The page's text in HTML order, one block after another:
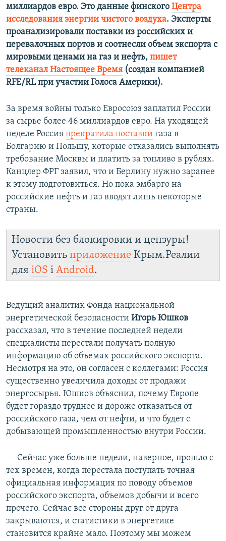
миллиардов евро. Это данные финского Центра
исследования энергии чистого воздуха. Эксперты
проанализировали поставки из российских и
перевалочных портов и соотнесли объем экспорта с
мировыми ценами на газ и нефть, пишет
телеканал Настоящее Время (создан компанией
RFE/RL при участии Голоса Америки).
За время войны только Евросоюз заплатил России
за сырье более 46 миллиардов евро. На уходящей
неделе Россия прекратила поставки газа в
Болгарию и Польшу, которые отказались выполнять
требование Москвы и платить за топливо в рублях.
Канцлер ФРГ заявил, что и Берлину нужно заранее
к этому подготовиться. Но пока эмбарго на
российские нефть и газ вводят лишь некоторые
страны.
Новости без блокировки и цензуры!
Установить приложение Крым.Реалии
для iOS і Android.
Ведущий аналитик Фонда национальной
энергетической безопасности Игорь Юшков
рассказал, что в течение последней недели
специалисты перестали получать полную
информацию об объемах российского экспорта.
Несмотря на это, он согласен с коллегами: Россия
существенно увеличила доходы от продажи
энергосырья. Юшков объяснил, почему Европе
будет гораздо труднее и дороже отказаться от
российского газа, чем от нефти, и что будет с
добывающей промышленностью внутри России.
— Сейчас уже больше недели, наверное, прошло с
тех времен, когда перестала поступать точная
официальная информация по поводу объемов
российского экспорта, объемов добычи и всего
прочего. Сейчас все стороны друг от друга
закрываются, и статистики в энергетике
становится крайне мало. Поэтому мы можем